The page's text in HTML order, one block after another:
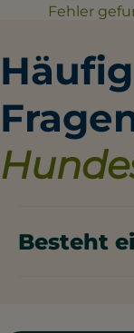
Fehler
Besteht